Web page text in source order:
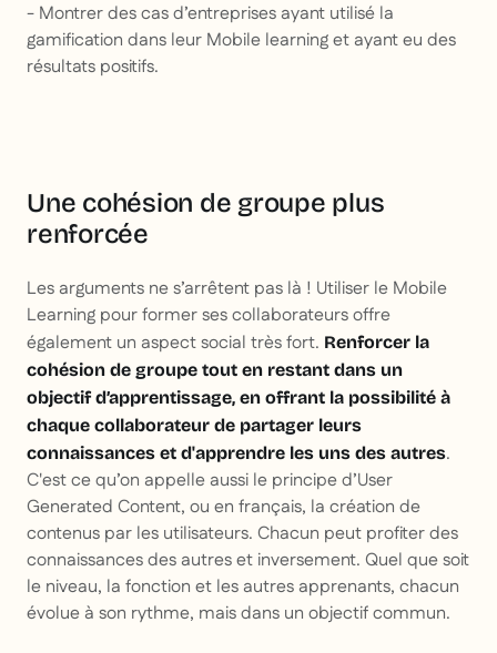
- Montrer des cas d’entreprises ayant utilisé la
gamification dans leur Mobile learning et ayant eu des
résultats positifs.
Une cohésion de groupe plus
renforcée
Les arguments ne s’arrêtent pas là ! Utiliser le Mobile
Learning pour former ses collaborateurs offre
également un aspect social très fort. Renforcer la
cohésion de groupe tout en restant dans un
objectif d’apprentissage, en offrant la possibilité à
chaque collaborateur de partager leurs
connaissances et d'apprendre les uns des autres.
C'est ce qu’on appelle aussi le principe d’User
Generated Content, ou en français, la création de
contenus par les utilisateurs. Chacun peut profiter des
connaissances des autres et inversement. Quel que soit
le niveau, la fonction et les autres apprenants, chacun
évolue à son rythme, mais dans un objectif commun.